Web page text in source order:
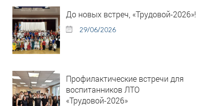
До новых встреч, «Трудовой-2026»!
29/06/2026
Профилактические встречи для
воспитанников ЛТО
«Трудовой-2026»